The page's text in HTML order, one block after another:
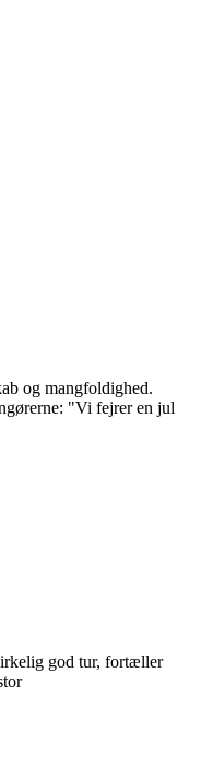
og mangfoldighed.
"Vi fejrer en jul
god tur, fortæller